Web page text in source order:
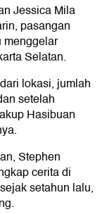
Jessica Mila
pasangan
menggelar
Selatan.
lokasi, jumlah
setelah
Hasibuan
Stephen
cerita di
setahun lalu,